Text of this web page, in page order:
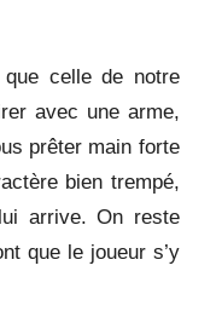
celle de notre
avec une arme,
prêter main forte
bien trempé,
arrive. On reste
que le joueur s’y